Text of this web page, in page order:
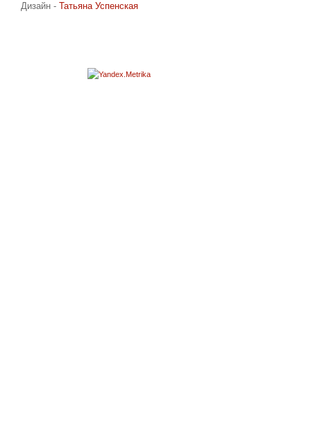
Дизайн - Татьяна Успенская